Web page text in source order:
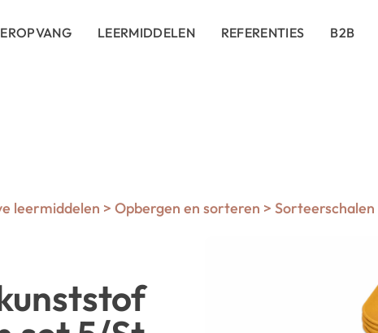
LEERMIDDELEN REFERENTIES B2B
leermiddelen > Opbergen en sorteren > Sorteerschalen